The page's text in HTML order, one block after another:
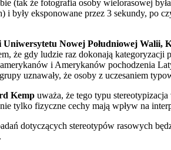
(tak że fotografia osoby wielorasowej
były eksponowane przez 3 sekundy, po
Nowej Południowej Walii,
że gdy ludzie raz dokonają kategoryzacji
i Amerykanów pochodzenia
uznawały, że osoby z uczesaniem
Kemp uważa, że tego typu
tylko fizyczne cechy mają wpływ na
dotyczących stereotypów rasowych